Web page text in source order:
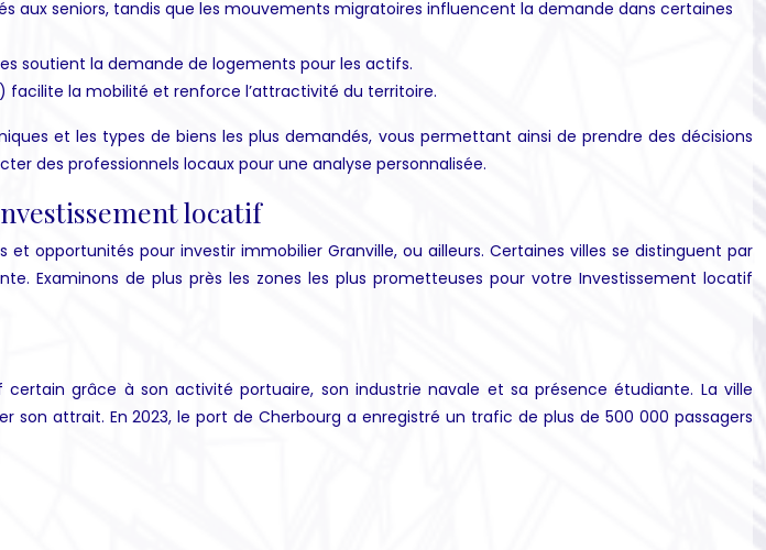
aux seniors, tandis que les mouvements migratoires influencent la demande dans certaines
soutient la demande de logements pour les actifs.
facilite la mobilité et renforce l’attractivité du territoire.
et les types de biens les plus demandés, vous permettant ainsi de prendre des décisions
des professionnels locaux pour une analyse personnalisée.
locatif
opportunités pour investir immobilier Granville, ou ailleurs. Certaines villes se distinguent par
Examinons de plus près les zones les plus prometteuses pour votre Investissement locatif
grâce à son activité portuaire, son industrie navale et sa présence étudiante. La ville
attrait. En 2023, le port de Cherbourg a enregistré un trafic de plus de 500 000 passagers